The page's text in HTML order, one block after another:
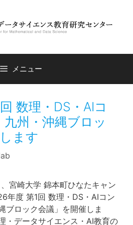
メニュー
数理・DS・AIコ
州・沖縄ブロッ
ます
宮崎大学 錦本町ひなたキャン
年度 第1回 数理・DS・AIコン
ブロック会議」を開催しま
・データサイエンス・AI教育の